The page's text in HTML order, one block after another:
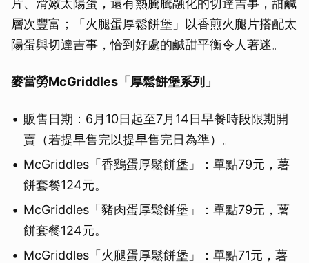
層次豐富；「火腿蛋厚鬆餅堡」以香煎火腿片搭配太
陽蛋與切達吉事，恰到好處的鹹甜平衡令人著迷。
麥當勞McGriddles「厚鬆餅堡系列」
販售日期：6月10日起至7月14日早餐時段限期開
賣（若提早售完以提早售完日為準）。
McGriddles「香鷄蛋厚鬆餅堡」：單點79元，薯
餅套餐124元。
McGriddles「豬肉蛋厚鬆餅堡」：單點79元，薯
餅套餐124元。
McGriddles「火腿蛋厚鬆餅堡」：單點71元，薯